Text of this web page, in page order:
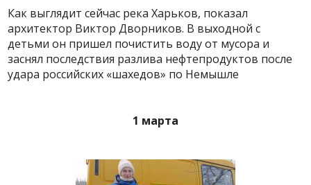
Как выглядит сейчас река Харьков, показал
архитектор Виктор Дворников. В выходной с
детьми он пришел почистить воду от мусора и
заснял последствия разлива нефтепродуктов после
удара российских «шахедов» по Немышле
1 марта